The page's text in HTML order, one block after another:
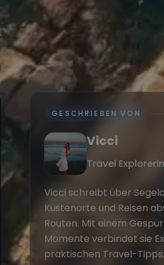
GESCHRIEBEN VON
Vicci
Travel Explorerin
Vicci schreibt über
Küstenorte und Reisen
Routen. Mit einem
Momente verbindet sie
praktischen Travel-Tipps.